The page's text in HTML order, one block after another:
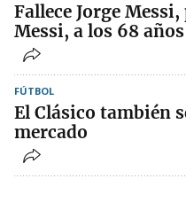
Fallece Jorge Messi,
Messi, a los 68 años
FÚTBOL
El Clásico también
mercado